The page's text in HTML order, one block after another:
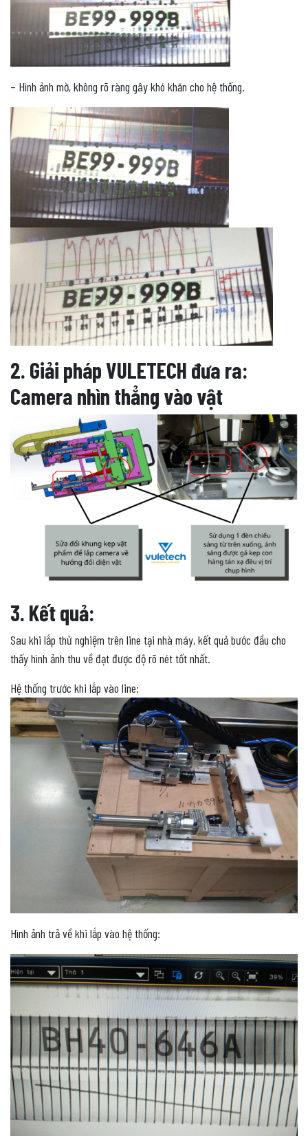
– Hình ảnh mờ, không rõ ràng gây khó khăn cho hệ thống.
2. Giải pháp VULETECH đưa ra:
Camera nhìn thẳng vào vật
3. Kết quả:
Sau khi lắp thử nghiệm trên line tại nhà máy, kết quả bước đầu cho
thấy hình ảnh thu về đạt được độ rõ nét tốt nhất.
Hệ thống trước khi lắp vào line:
Hình ảnh trả về khi lắp vào hệ thống: